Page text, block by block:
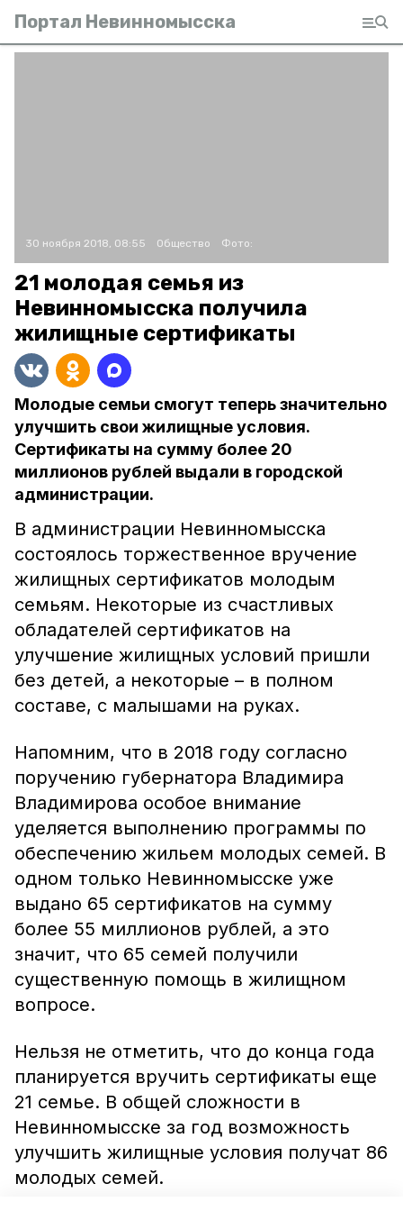
Портал Невинномысска
30 ноября 2018, 08:55 Общество Фото:
21 молодая семья из
Невинномысска получила
жилищные сертификаты
Молодые семьи смогут теперь значительно
улучшить свои жилищные условия.
Сертификаты на сумму более 20
миллионов рублей выдали в городской
администрации.
В администрации Невинномысска
состоялось торжественное вручение
жилищных сертификатов молодым
семьям. Некоторые из счастливых
обладателей сертификатов на
улучшение жилищных условий пришли
без детей, а некоторые – в полном
составе, с малышами на руках.
Напомним, что в 2018 году согласно
поручению губернатора Владимира
Владимирова особое внимание
уделяется выполнению программы по
обеспечению жильем молодых семей. В
одном только Невинномысске уже
выдано 65 сертификатов на сумму
более 55 миллионов рублей, а это
значит, что 65 семей получили
существенную помощь в жилищном
вопросе.
Нельзя не отметить, что до конца года
планируется вручить сертификаты еще
21 семье. В общей сложности в
Невинномысске за год возможность
улучшить жилищные условия получат 86
молодых семей.